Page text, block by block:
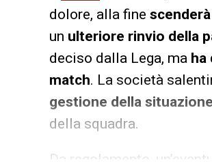
dolore, alla fine
un ulteriore rinvio della
deciso dalla Lega, ma ha
match. La società
gestione della situazione
della squadra.